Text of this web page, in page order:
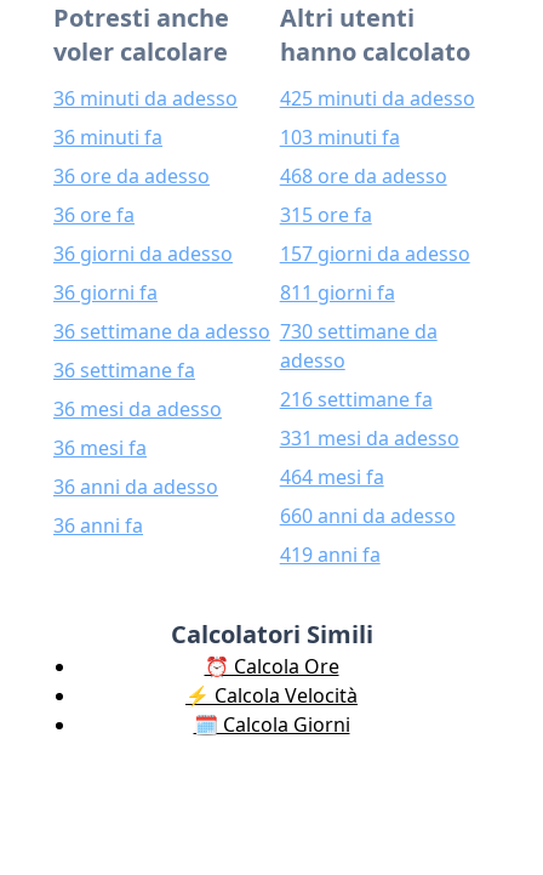
Potresti anche
voler calcolare
36 minuti da adesso
36 minuti fa
36 ore da adesso
36 ore fa
36 giorni da adesso
36 giorni fa
36 settimane da adesso
36 settimane fa
36 mesi da adesso
36 mesi fa
36 anni da adesso
36 anni fa
Altri utenti
hanno calcolato
425 minuti da adesso
103 minuti fa
468 ore da adesso
315 ore fa
157 giorni da adesso
811 giorni fa
730 settimane da
adesso
216 settimane fa
331 mesi da adesso
464 mesi fa
660 anni da adesso
419 anni fa
Calcolatori Simili
⏰ Calcola Ore
⚡️ Calcola Velocità
🗓️ Calcola Giorni